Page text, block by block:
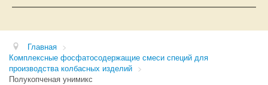
Главная >
Комплексные фосфатосодержащие смеси специй для
производства колбасных изделий >
Полукопченая унимикс